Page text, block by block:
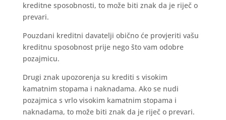
kreditne sposobnosti, to može biti znak da je riječ o
prevari.
Pouzdani kreditni davatelji obično će provjeriti vašu
kreditnu sposobnost prije nego što vam odobre
pozajmicu.
Drugi znak upozorenja su krediti s visokim
kamatnim stopama i naknadama. Ako se nudi
pozajmica s vrlo visokim kamatnim stopama i
naknadama, to može biti znak da je riječ o prevari.